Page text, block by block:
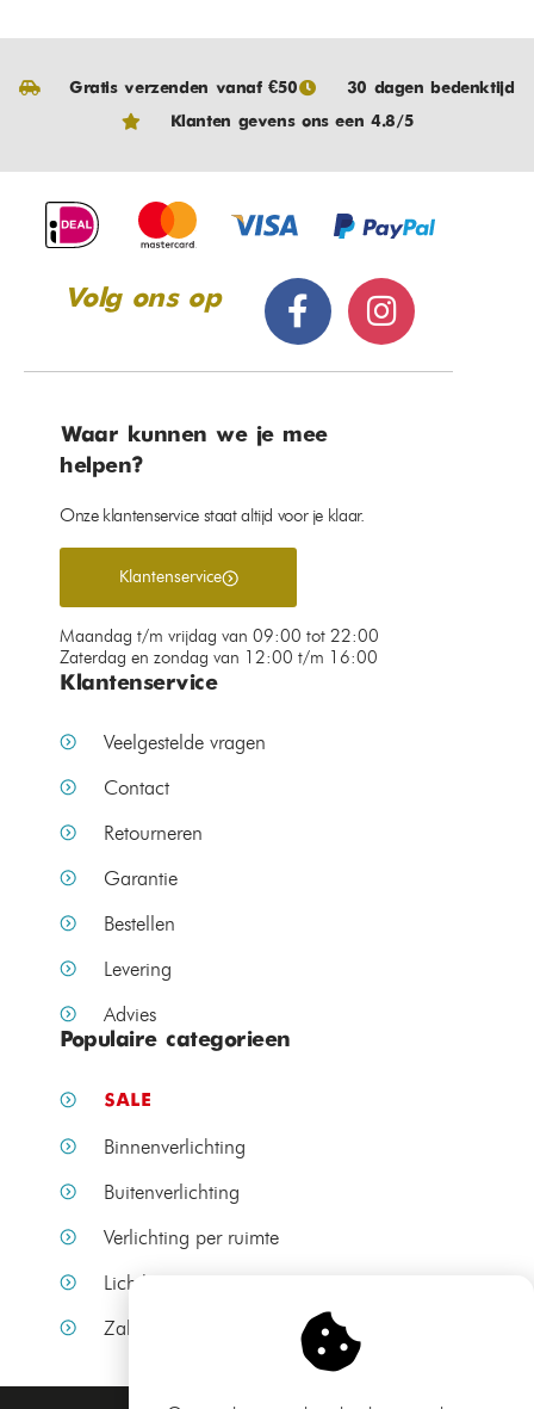
Gratis verzenden vanaf €50
30 dagen bedenktijd
Klanten gevens ons een 4.8/5
Volg ons op
Waar kunnen we je mee
helpen?
Onze klantenservice staat altijd voor je klaar.
Klantenservice
Maandag t/m vrijdag van 09:00 tot 22:00
Zaterdag en zondag van 12:00 t/m 16:00
Klantenservice
Veelgestelde vragen
Contact
Retourneren
Garantie
Bestellen
Levering
Advies
Populaire categorieen
SALE
Binnenverlichting
Buitenverlichting
Verlichting per ruimte
Lichtbronnen
Zakelijke verlichting